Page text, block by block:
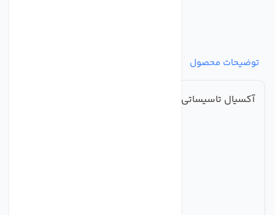
توضیحات محصول
آکسیال تاسیساتی